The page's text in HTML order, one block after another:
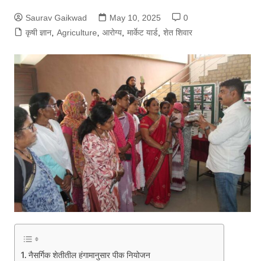
Saurav Gaikwad May 10, 2025
0
कृषी ज्ञान, Agriculture, आरोग्य, मार्केट यार्ड, शेत शिवार
नैसर्गिक शेतीतील हंगामानुसार पीक नियोजन